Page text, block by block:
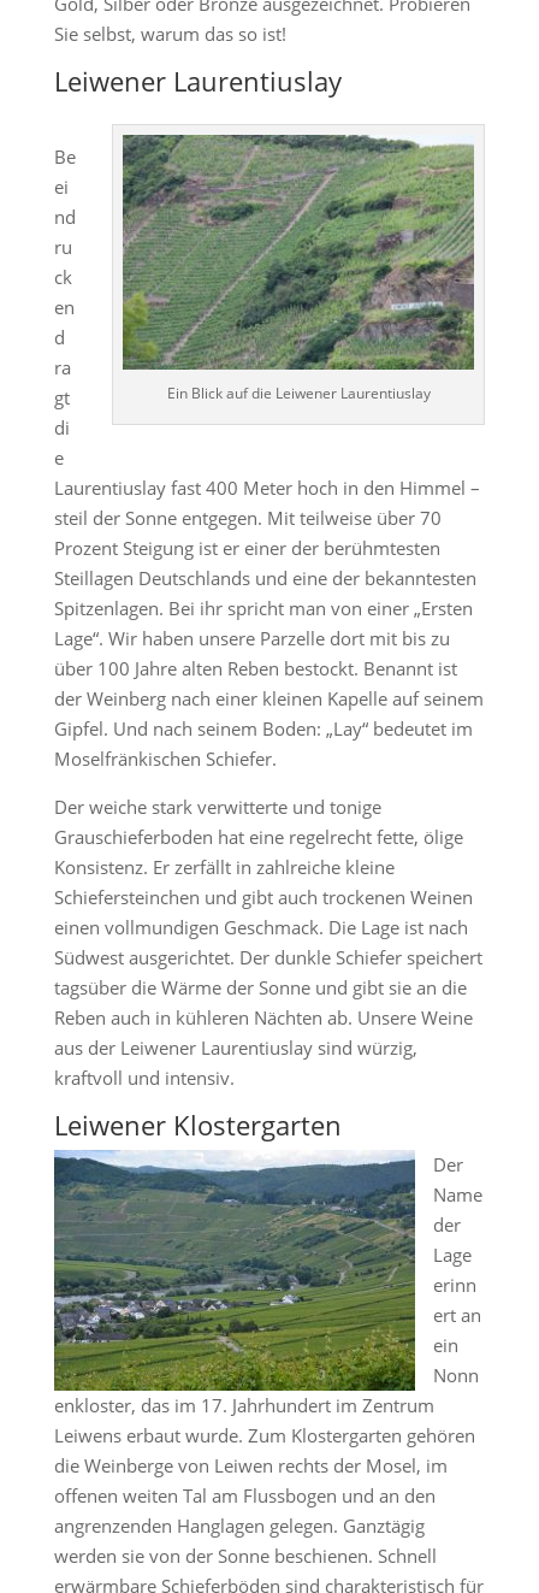
Sie selbst, warum das so ist!
Leiwener Laurentiuslay
Ein Blick auf die Leiwener Laurentiuslay
Be
ei
nd
ru
ck
en
d
ra
gt
di
e
Laurentiuslay fast 400 Meter hoch in den Himmel –
steil der Sonne entgegen. Mit teilweise über 70
Prozent Steigung ist er einer der berühmtesten
Steillagen Deutschlands und eine der bekanntesten
Spitzenlagen. Bei ihr spricht man von einer „Ersten
Lage“. Wir haben unsere Parzelle dort mit bis zu
über 100 Jahre alten Reben bestockt. Benannt ist
der Weinberg nach einer kleinen Kapelle auf seinem
Gipfel. Und nach seinem Boden: „Lay“ bedeutet im
Moselfränkischen Schiefer.
Der weiche stark verwitterte und tonige
Grauschieferboden hat eine regelrecht fette, ölige
Konsistenz. Er zerfällt in zahlreiche kleine
Schiefersteinchen und gibt auch trockenen Weinen
einen vollmundigen Geschmack. Die Lage ist nach
Südwest ausgerichtet. Der dunkle Schiefer speichert
tagsüber die Wärme der Sonne und gibt sie an die
Reben auch in kühleren Nächten ab. Unsere Weine
aus der Leiwener Laurentiuslay sind würzig,
kraftvoll und intensiv.
Leiwener Klostergarten
Der
Name
der
Lage
erinn
ert an
ein
Nonn
enkloster, das im 17. Jahrhundert im Zentrum
Leiwens erbaut wurde. Zum Klostergarten gehören
die Weinberge von Leiwen rechts der Mosel, im
offenen weiten Tal am Flussbogen und an den
angrenzenden Hanglagen gelegen. Ganztägig
werden sie von der Sonne beschienen. Schnell
erwärmbare Schieferböden sind charakteristisch für